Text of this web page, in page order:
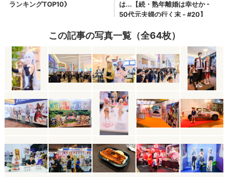
この記事の写真一覧（全64枚）